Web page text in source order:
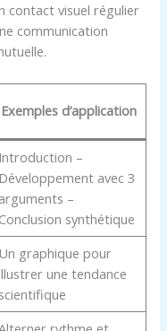
contact visuel régulier
communication
Exemples d’application
Introduction –
Développement avec 3
arguments –
Conclusion synthétique
Un graphique pour
une tendance
scientifique